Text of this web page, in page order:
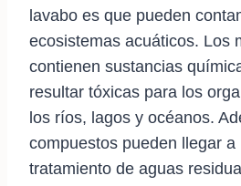
lavabo es que pueden
ecosistemas acuáticos. Los
contienen sustancias
resultar tóxicas para los
los ríos, lagos y océanos.
compuestos pueden llegar
tratamiento de aguas